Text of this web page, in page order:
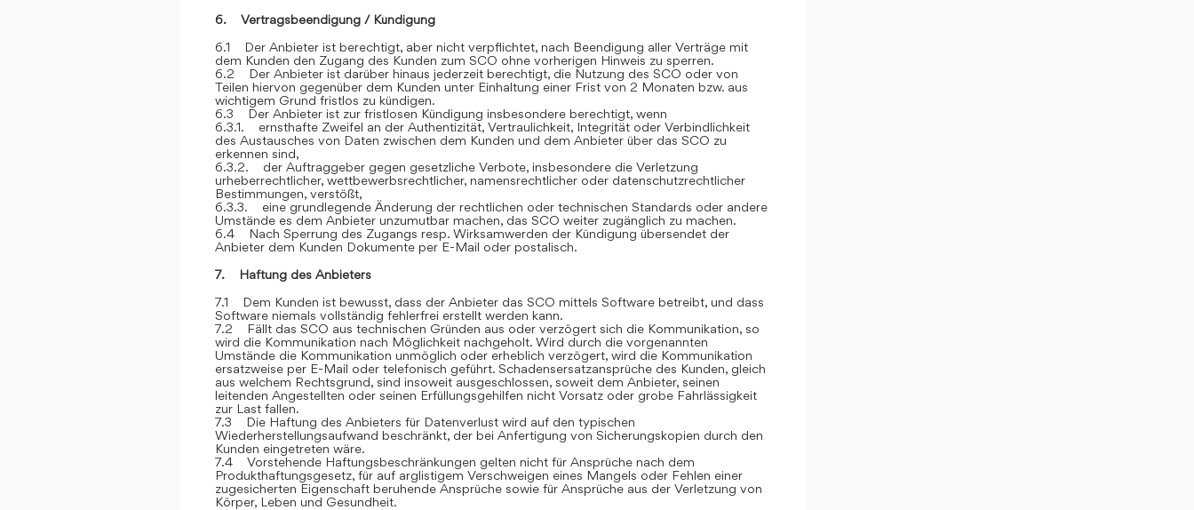
6. Vertragsbeendigung / Kündigung
6.1 Der Anbieter ist berechtigt, aber nicht verpflichtet, nach Beendigung aller Verträge mit
dem Kunden den Zugang des Kunden zum SCO ohne vorherigen Hinweis zu sperren.
6.2 Der Anbieter ist darüber hinaus jederzeit berechtigt, die Nutzung des SCO oder von
Teilen hiervon gegenüber dem Kunden unter Einhaltung einer Frist von 2 Monaten bzw. aus
wichtigem Grund fristlos zu kündigen.
6.3 Der Anbieter ist zur fristlosen Kündigung insbesondere berechtigt, wenn
6.3.1. ernsthafte Zweifel an der Authentizität, Vertraulichkeit, Integrität oder Verbindlichkeit
des Austausches von Daten zwischen dem Kunden und dem Anbieter über das SCO zu
erkennen sind,
6.3.2. der Auftraggeber gegen gesetzliche Verbote, insbesondere die Verletzung
urheberrechtlicher, wettbewerbsrechtlicher, namensrechtlicher oder datenschutzrechtlicher
Bestimmungen, verstößt,
6.3.3. eine grundlegende Änderung der rechtlichen oder technischen Standards oder andere
Umstände es dem Anbieter unzumutbar machen, das SCO weiter zugänglich zu machen.
6.4 Nach Sperrung des Zugangs resp. Wirksamwerden der Kündigung übersendet der
Anbieter dem Kunden Dokumente per E-Mail oder postalisch.
7. Haftung des Anbieters
7.1 Dem Kunden ist bewusst, dass der Anbieter das SCO mittels Software betreibt, und dass
Software niemals vollständig fehlerfrei erstellt werden kann.
7.2 Fällt das SCO aus technischen Gründen aus oder verzögert sich die Kommunikation, so
wird die Kommunikation nach Möglichkeit nachgeholt. Wird durch die vorgenannten
Umstände die Kommunikation unmöglich oder erheblich verzögert, wird die Kommunikation
ersatzweise per E-Mail oder telefonisch geführt. Schadensersatzansprüche des Kunden, gleich
aus welchem Rechtsgrund, sind insoweit ausgeschlossen, soweit dem Anbieter, seinen
leitenden Angestellten oder seinen Erfüllungsgehilfen nicht Vorsatz oder grobe Fahrlässigkeit
zur Last fallen.
7.3 Die Haftung des Anbieters für Datenverlust wird auf den typischen
Wiederherstellungsaufwand beschränkt, der bei Anfertigung von Sicherungskopien durch den
Kunden eingetreten wäre.
7.4 Vorstehende Haftungsbeschränkungen gelten nicht für Ansprüche nach dem
Produkthaftungsgesetz, für auf arglistigem Verschweigen eines Mangels oder Fehlen einer
zugesicherten Eigenschaft beruhende Ansprüche sowie für Ansprüche aus der Verletzung von
Körper, Leben und Gesundheit.